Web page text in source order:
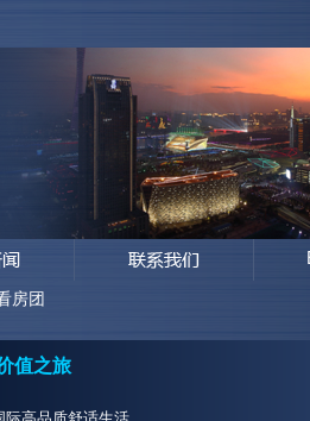
房团
值之旅